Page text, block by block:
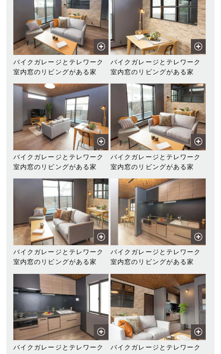
バイクガレージとテレワーク
室内窓のリビングがある家
バイクガレージとテレワーク
室内窓のリビングがある家
バイクガレージとテレワーク
室内窓のリビングがある家
バイクガレージとテレワーク
室内窓のリビングがある家
バイクガレージとテレワーク
室内窓のリビングがある家
バイクガレージとテレワーク
室内窓のリビングがある家
バイクガレージとテレワーク
バイクガレージとテレワーク